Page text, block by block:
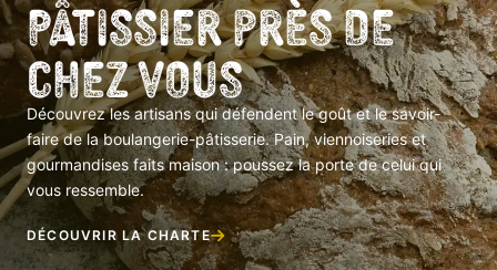
Pâtissier près de
chez vous
Découvrez les artisans qui défendent le goût et le savoir-
faire de la boulangerie-pâtisserie. Pain, viennoiseries et
gourmandises faits maison : poussez la porte de celui qui
vous ressemble.
DÉCOUVRIR LA CHARTE